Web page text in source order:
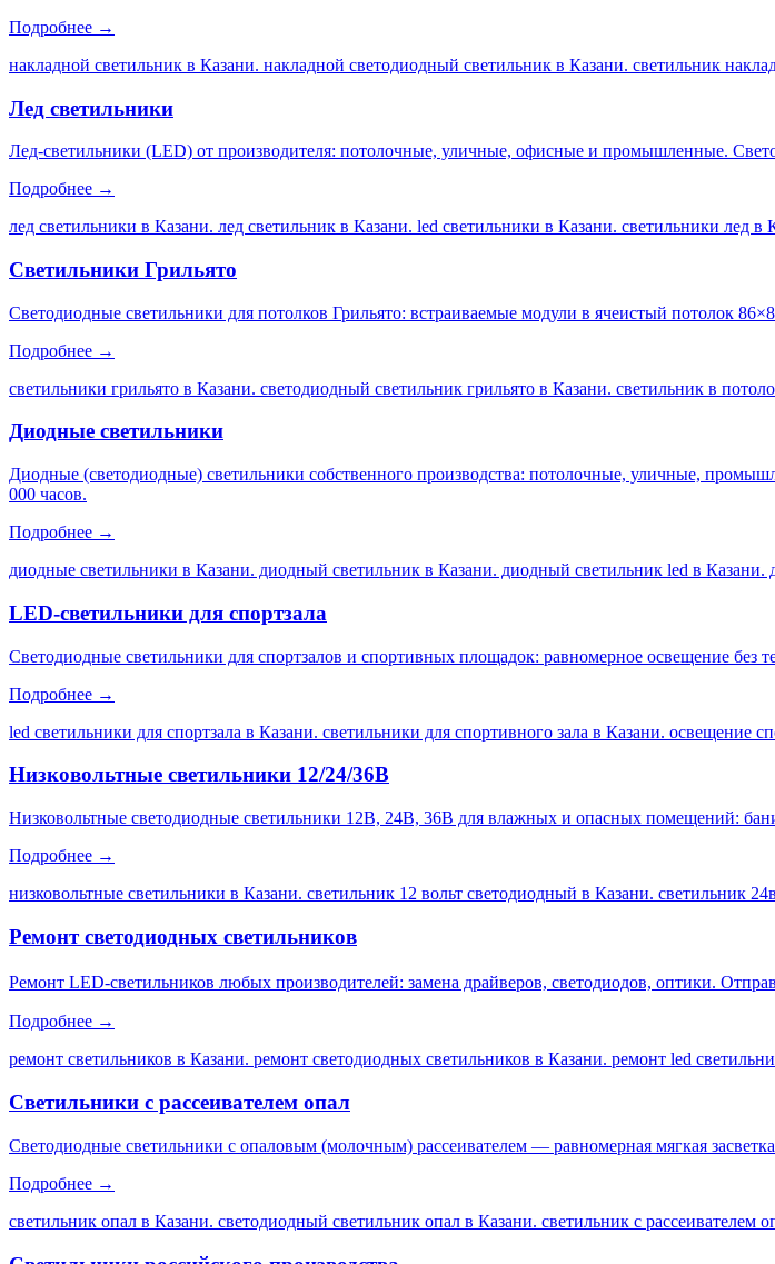
Подробнее →
накладной светильник в Казани. накладной светодиодный светильник в Казани. светильник
Лед светильники
Лед-светильники (LED) от производителя: потолочные, уличные, офисные и промышленные.
Подробнее →
лед светильники в Казани. лед светильник в Казани. led светильники в Казани. светильники лед в
Светильники Грильято
Светодиодные светильники для потолков Грильято: встраиваемые модули в ячеистый потолок
Подробнее →
светильники грильято в Казани. светодиодный светильник грильято в Казани. светильник в
Диодные светильники
Диодные (светодиодные) светильники собственного производства: потолочные, уличные,
000 часов.
Подробнее →
диодные светильники в Казани. диодный светильник в Казани. диодный светильник led в Казани.
LED-светильники для спортзала
Светодиодные светильники для спортзалов и спортивных площадок: равномерное освещение без
Подробнее →
led светильники для спортзала в Казани. светильники для спортивного зала в Казани. освещение
Низковольтные светильники 12/24/36В
Низковольтные светодиодные светильники 12В, 24В, 36В для влажных и опасных помещений:
Подробнее →
низковольтные светильники в Казани. светильник 12 вольт светодиодный в Казани. светильник
Ремонт светодиодных светильников
Ремонт LED-светильников любых производителей: замена драйверов, светодиодов, оптики.
Подробнее →
ремонт светильников в Казани. ремонт светодиодных светильников в Казани. ремонт led
Светильники с рассеивателем опал
Светодиодные светильники с опаловым (молочным) рассеивателем — равномерная мягкая
Подробнее →
светильник опал в Казани. светодиодный светильник опал в Казани. светильник с рассеивателем